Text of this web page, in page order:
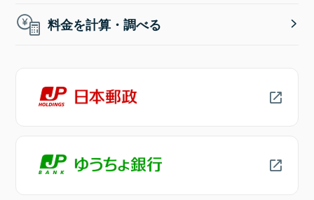
料金を計算・調べる